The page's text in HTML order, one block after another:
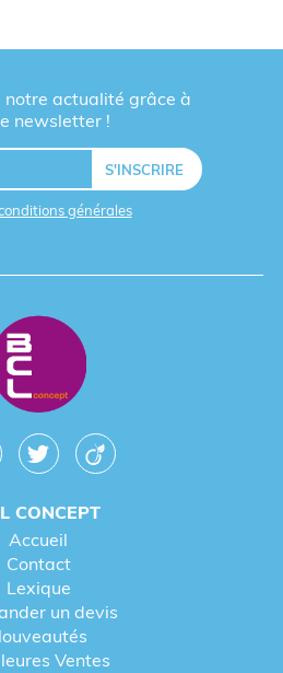
notre actualité grâce à
newsletter !
générales
CONCEPT
Accueil
Contact
Lexique
un devis
Ventes